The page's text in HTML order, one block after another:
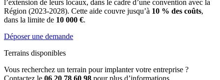
l’extension de leurs locaux, dans le cadre d’une convention avec la
Région (2023-2028). Cette aide couvre jusqu’à 10 % des coûts,
dans la limite de 10 000 €.
Déposer une demande
Terrains disponibles
Vous recherchez un terrain pour implanter votre entreprise ?